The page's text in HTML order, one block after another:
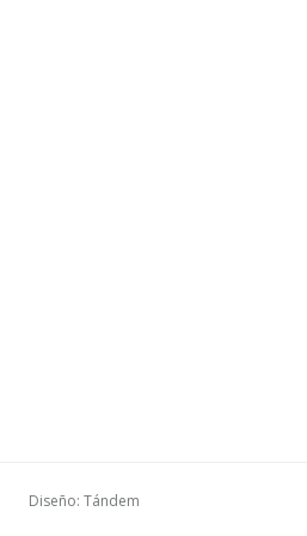
Diseño: Tándem